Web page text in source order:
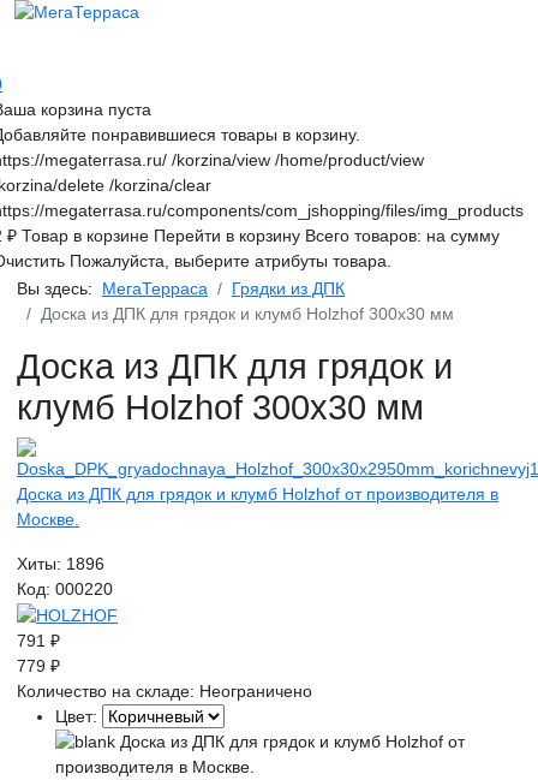
корзина пуста
понравившиеся товары в корзину.
megaterrasa.ru/ /korzina/view /home/product/view
delete /korzina/clear
megaterrasa.ru/components/com_jshopping/files/img_products
₽ Товар в корзине Перейти в корзину Всего товаров: на сумму
Пожалуйста, выберите атрибуты товара.
Вы здесь: МегаТерраса
Грядки из ДПК
Доска из ДПК для грядок и клумб Holzhof 300х30 мм
Доска из ДПК для грядок и
клумб Holzhof 300х30 мм
Хиты: 1896
Код: 000220
791 ₽
779 ₽
Количество на складе: Неограничено
Цвет: